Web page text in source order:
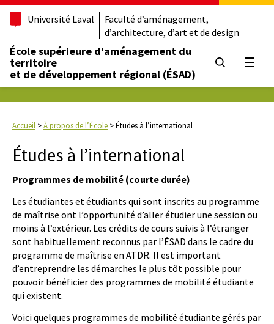
Université Laval
Faculté d’aménagement,
d’architecture, d’art et de design
École supérieure d'aménagement du
territoire
et de développement régional (ÉSAD)
Accueil >À propos de l’École >Études à l’international
Études à l’international
Programmes de mobilité (courte durée)
Les étudiantes et étudiants qui sont inscrits au programme
de maîtrise ont l’opportunité d’aller étudier une session ou
moins à l’extérieur. Les crédits de cours suivis à l’étranger
sont habituellement reconnus par l’ÉSAD dans le cadre du
programme de maîtrise en ATDR. Il est important
d’entreprendre les démarches le plus tôt possible pour
pouvoir bénéficier des programmes de mobilité étudiante
qui existent.
Voici quelques programmes de mobilité étudiante gérés par